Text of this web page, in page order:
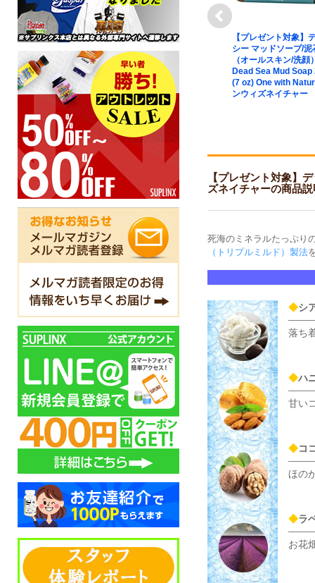
ニック ビオ
ックス シッ
ィショナー
） 325ml
【プレゼント対象】アリッ
ド XXドライ デオドラント
スティック ※無香料
ARRID EXTRA EXTRA
DRY Solid Antiperspirant
deodorant 73g（2.6oz）
【プレゼント対象】
シー マッドソープ/泥
（オールスキン/洗顔
Dead Sea Mud Soap
(7 oz) One with
ンウィズネイチャー
next
【プレゼント対象】
ズネイチャーの商品説
死海のミネラルたっぷり
（トリプルミルド）製法
◆シ
落ち
◆ハ
甘い
◆コ
ほの
◆ラ
お花